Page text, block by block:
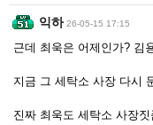
익하 26-05-15 17:15
근데 최욱은 어제인가? 김
지금 그 세탁소 사장 다시
진짜 최욱도 세탁소 사장